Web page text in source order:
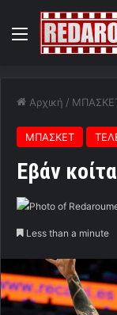
Menu
Αρχική /
ΜΠΑΣΚΕΤ
Εβάν
Less than a minute